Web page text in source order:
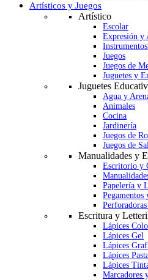
Artísticos y Juegos
Artístico
Escolar
Expresión y
Juegos
Juegos de
Juguetes y
Juguetes
Agua y
Animales
Cocina
Jardinería
Juegos de
Juegos de
Manualidades y
Escritorio y
Papelería y
Pegamentos
Escritura y
Lápices
Lápices Gel
Lápices
Lápices
Lápices
Marcadores